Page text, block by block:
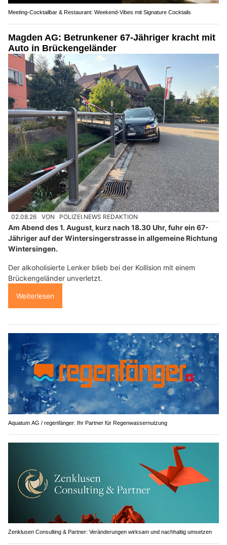
Meeting-Cocktailbar & Restaurant: Weekend-Vibes mit Signature Cocktails
Magden AG: Betrunkener 67-Jähriger kracht mit
Auto in Brückengeländer
02.08.26 VON POLIZEI.NEWS REDAKTION
Am Abend des 1. August, kurz nach 18.30 Uhr, fuhr ein 67-
Jähriger auf der Wintersingerstrasse in allgemeine Richtung
Wintersingen.
Der alkoholisierte Lenker blieb bei der Kollision mit einem
Brückengeländer unverletzt.
Weiterlesen
Aquatum AG / regenfänger: Ihr Partner für Regenwassernutzung
Zenklusen Consulting & Partner: Veränderungen wirksam und nachhaltig umsetzen